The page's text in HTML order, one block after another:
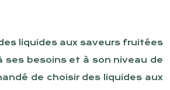
liquides aux saveurs fruitées
besoins et à son niveau de
de choisir des liquides aux